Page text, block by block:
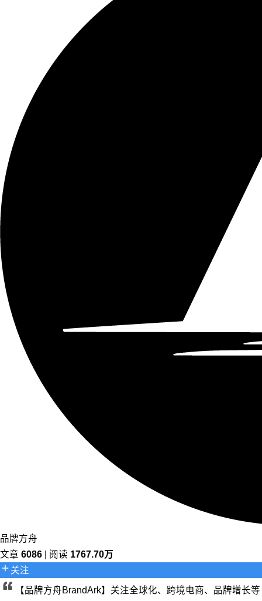
品牌方舟
文章 6086 | 阅读 1767.70万
关注
【品牌方舟BrandArk】关注全球化、跨境电商、品牌增长等